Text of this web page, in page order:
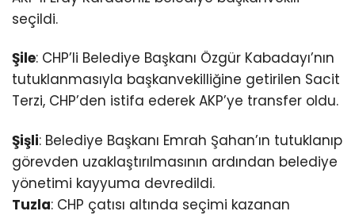
seçildi.
Şile: CHP’li Belediye Başkanı Özgür Kabadayı’nın
tutuklanmasıyla başkanvekilliğine getirilen Sacit
Terzi, CHP’den istifa ederek AKP’ye transfer oldu.
Şişli: Belediye Başkanı Emrah Şahan’ın tutuklanıp
görevden uzaklaştırılmasının ardından belediye
yönetimi kayyuma devredildi.
Tuzla: CHP çatısı altında seçimi kazanan